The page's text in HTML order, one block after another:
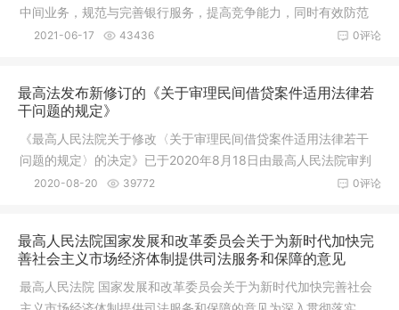
中间业务，规范与完善银行服务，提高竞争能力，同时有效防范
金融风险
0评论
2021-06-17 43436
最高法发布新修订的《关于审理民间借贷案件适用法律若
干问题的规定》
《最高人民法院关于修改〈关于审理民间借贷案件适用法律若干
问题的规定〉的决定》已于2020年8月18日由最高人民法院审判
委员会第1
0评论
2020-08-20 39772
最高人民法院国家发展和改革委员会关于为新时代加快完
善社会主义市场经济体制提供司法服务和保障的意见
最高人民法院 国家发展和改革委员会关于为新时代加快完善社会